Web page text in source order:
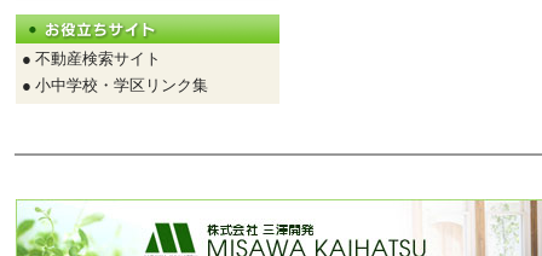
● 不動産検索サイト
● 小中学校・学区リンク集